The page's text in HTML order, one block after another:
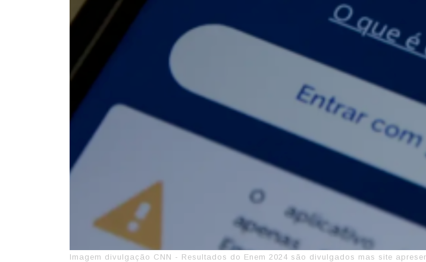
Imagem divulgação CNN - Resultados do Enem 2024 são divulgados mas site